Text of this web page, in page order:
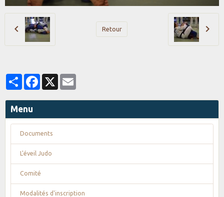
Retour
PartagerFacebook
X
Menu
Documents
L'éveil Judo
Comité
Modalités d'inscription